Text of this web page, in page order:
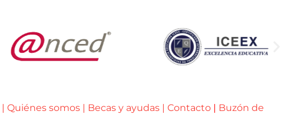
| Quiénes somos | Becas y ayudas | Contacto | Buzón de